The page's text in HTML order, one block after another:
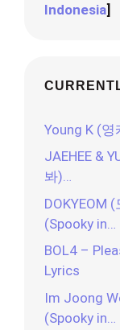
Indonesia]
Young K (
JAEHEE &
봐)…
DOKYEOM
(Spooky in…
BOL4 –
Lyrics
Im Joong
(Spooky in…